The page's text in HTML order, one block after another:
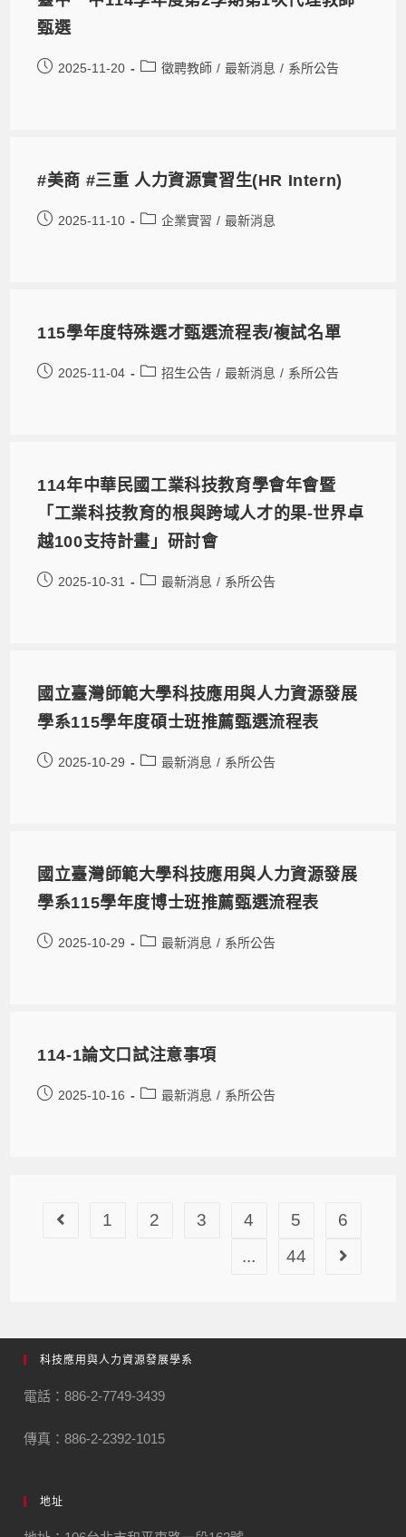
甄選
2025-11-20 徵聘教師 / 最新消息 / 系所公告
#美商 #三重 人力資源實習生(HR Intern)
2025-11-10 企業實習 / 最新消息
115學年度特殊選才甄選流程表/複試名單
2025-11-04 招生公告 / 最新消息 / 系所公告
114年中華民國工業科技教育學會年會暨
「工業科技教育的根與跨域人才的果-世界卓
越100支持計畫」研討會
2025-10-31 最新消息 / 系所公告
國立臺灣師範大學科技應用與人力資源發展
學系115學年度碩士班推薦甄選流程表
2025-10-29 最新消息 / 系所公告
國立臺灣師範大學科技應用與人力資源發展
學系115學年度博士班推薦甄選流程表
2025-10-29 最新消息 / 系所公告
114-1論文口試注意事項
2025-10-16 最新消息 / 系所公告
1 2 3 4 5
6
...
44
科技應用與人力資源發展學系
電話：886-2-7749-3439
傳真：886-2-2392-1015
地址